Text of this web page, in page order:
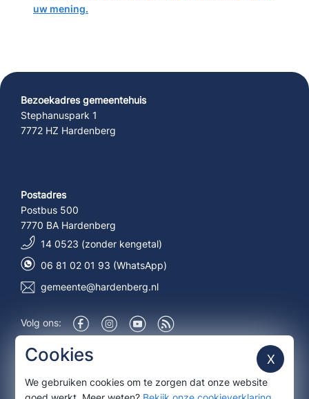
uw mening.
Bezoekadres gemeentehuis
Stephanuspark 1
7772 HZ Hardenberg
Postadres
Postbus 500
7770 BA Hardenberg
14 0523 (zonder kengetal)
06 81 02 01 93 (WhatsApp)
gemeente@hardenberg.nl
Volg ons:
Aanmelden nieuwsbrief
X
Cookies
We gebruiken cookies om te zorgen dat onze website